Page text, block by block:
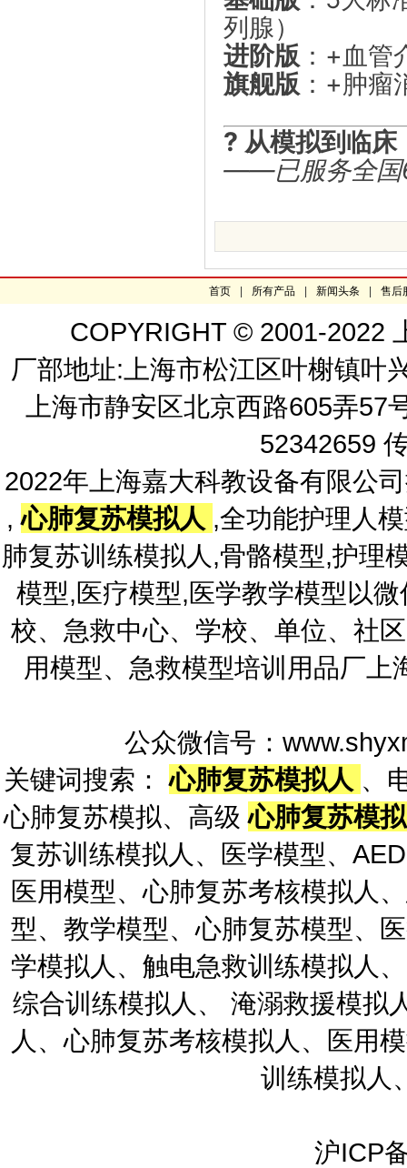
列腺）
进阶版 ：+血
旗舰版 ：+肿瘤
? 从模拟到临
——已服务全国
首页 所有产品 新闻头条 售后
COPYRIGHT © 2001-2022
厂部地址:上海市松江区叶榭镇叶
上海市静安区北京西路605弄
52342659
2022年上海嘉大科教设备有限公
,心肺复苏模拟人 ,全功能护理人
肺复苏训练模拟人,骨骼模型,护理
模型,医疗模型,医学教学模型以
校、急救中心、学校、单位、社
用模型、急救模型培训用品厂
公众微信号：
关键词搜索：心肺复苏模拟人 、
心肺复苏模拟、高级心肺复苏模
复苏训练模拟人、医学模型、
医用模型、心肺复苏考核模拟人
型、教学模型、心肺复苏模型、
学模拟人、触电急救训练模拟人
综合训练模拟人、 淹溺救援模拟
人、心肺复苏考核模拟人、医用
训练模拟人
沪ICP